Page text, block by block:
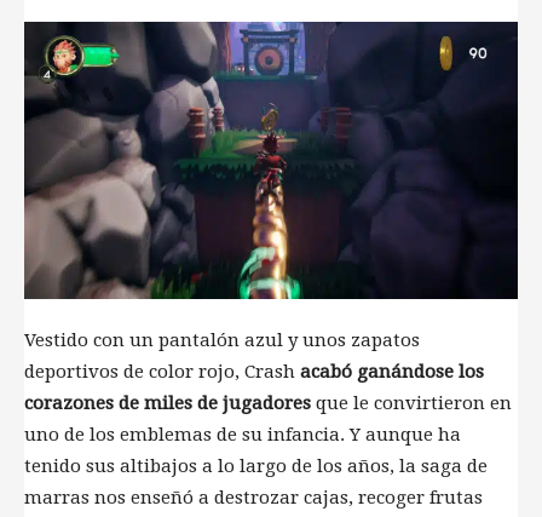
Vestido con un pantalón azul y unos zapatos
deportivos de color rojo, Crash acabó ganándose los
corazones de miles de jugadores que le convirtieron en
uno de los emblemas de su infancia. Y aunque ha
tenido sus altibajos a lo largo de los años, la saga de
marras nos enseñó a destrozar cajas, recoger frutas